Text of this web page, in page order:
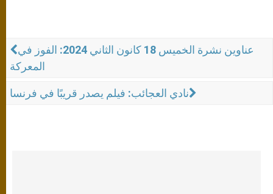
عناوين نشرة الخميس 18 كانون الثاني 2024: الفوز في
المعركة
نادي العجائب: فيلم يصدر قريبًا في فرنسا